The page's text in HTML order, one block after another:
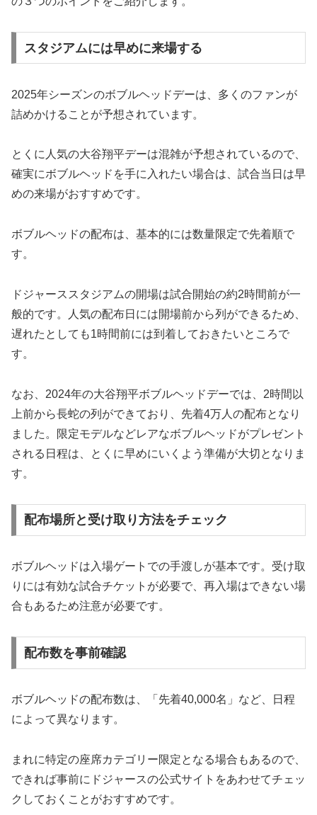
スタジアムには早めに来場する
2025年シーズンのボブルヘッドデーは、多くのファンが
詰めかけることが予想されています。
とくに人気の大谷翔平デーは混雑が予想されているので、​
確実にボブルヘッドを手に入れたい場合は、試合当日は早
めの来場がおすすめです。​
ボブルヘッドの配布は、基本的には数量限定で先着順で
す。
ドジャーススタジアムの開場は試合開始の約2時間前が一
般的です。人気の配布日には開場前から列ができるため、
遅れたとしても1時間前には到着しておきたいところで
す。
なお、2024年の大谷翔平ボブルヘッドデーでは、2時間以
上前から長蛇の列ができており、先着4万人の配布となり
ました。限定モデルなどレアなボブルヘッドがプレゼント
される日程は、とくに早めにいくよう準備が大切となりま
す。
配布場所と受け取り方法をチェック
ボブルヘッドは入場ゲートでの手渡しが基本です。受け取
りには有効な試合チケットが必要で、再入場はできない場
合もあるため注意が必要です。
配布数を事前確認
ボブルヘッドの配布数は、「先着40,000名」など、日程
によって異なります。
まれに特定の座席カテゴリー限定となる場合もあるので、
できれば事前にドジャースの公式サイトをあわせてチェッ
クしておくことがおすすめです。